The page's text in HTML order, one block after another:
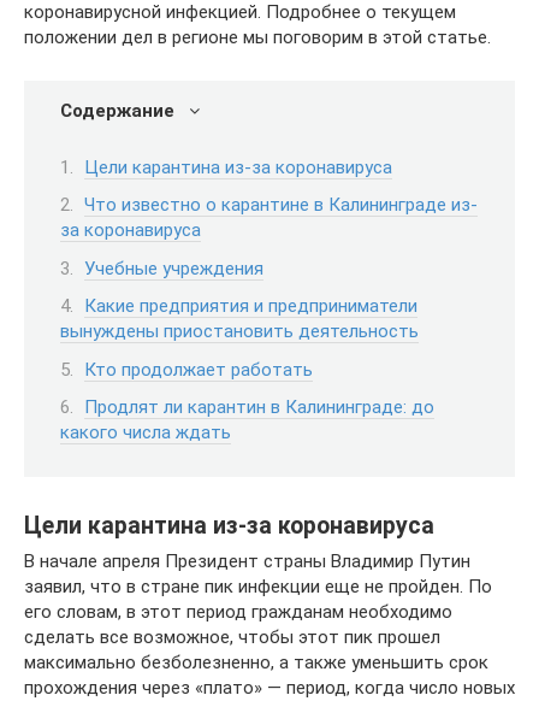
коронавирусной инфекцией. Подробнее о текущем
положении дел в регионе мы поговорим в этой статье.
Содержание
Цели карантина из-за коронавируса
Что известно о карантине в Калининграде из-
за коронавируса
Учебные учреждения
Какие предприятия и предприниматели
вынуждены приостановить деятельность
Кто продолжает работать
Продлят ли карантин в Калининграде: до
какого числа ждать
Цели карантина из-за коронавируса
В начале апреля Президент страны Владимир Путин
заявил, что в стране пик инфекции еще не пройден. По
его словам, в этот период гражданам необходимо
сделать все возможное, чтобы этот пик прошел
максимально безболезненно, а также уменьшить срок
прохождения через «плато» — период, когда число новых